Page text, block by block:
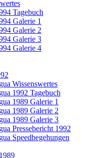
Tagebuch
Galerie 1
Galerie 2
Galerie 3
Galerie 4
Wissenswertes
1992 Tagebuch
1989 Galerie 1
1989 Galerie 2
1989 Galerie 3
Pressebericht 1992
Speedbegehungen